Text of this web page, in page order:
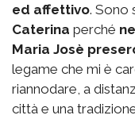
ed affettivo. Sono
Caterina perché
Maria Josè
legame che mi è
riannodare, a
città e una